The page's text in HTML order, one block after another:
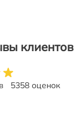
клиентов
5358 оценок